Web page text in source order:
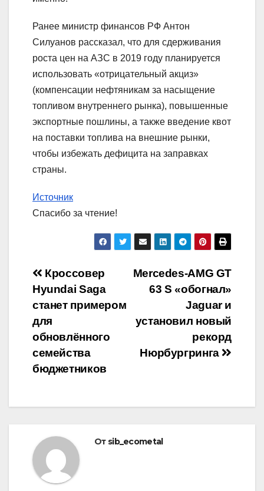
Ранее министр финансов РФ Антон
Силуанов рассказал, что для сдерживания
роста цен на АЗС в 2019 году планируется
использовать «отрицательный акциз»
(компенсации нефтяникам за насыщение
топливом внутреннего рынка), повышенные
экспортные пошлины, а также введение квот
на поставки топлива на внешние рынки,
чтобы избежать дефицита на заправках
страны.
Источник
Спасибо за чтение!
Навигация
по
записям
Mercedes-AMG GT
63 S «обогнал»
Jaguar и
установил новый
рекорд
Нюрбургринга
Кроссовер
Hyundai Saga
станет примером
для
обновлённого
семейства
бюджетников
От sib_ecometal